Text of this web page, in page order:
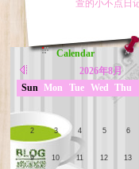
Calendar
2026年8月
Sun Mon Tue Wed Thu
2
3 4 5
6
9
10 11 12
13